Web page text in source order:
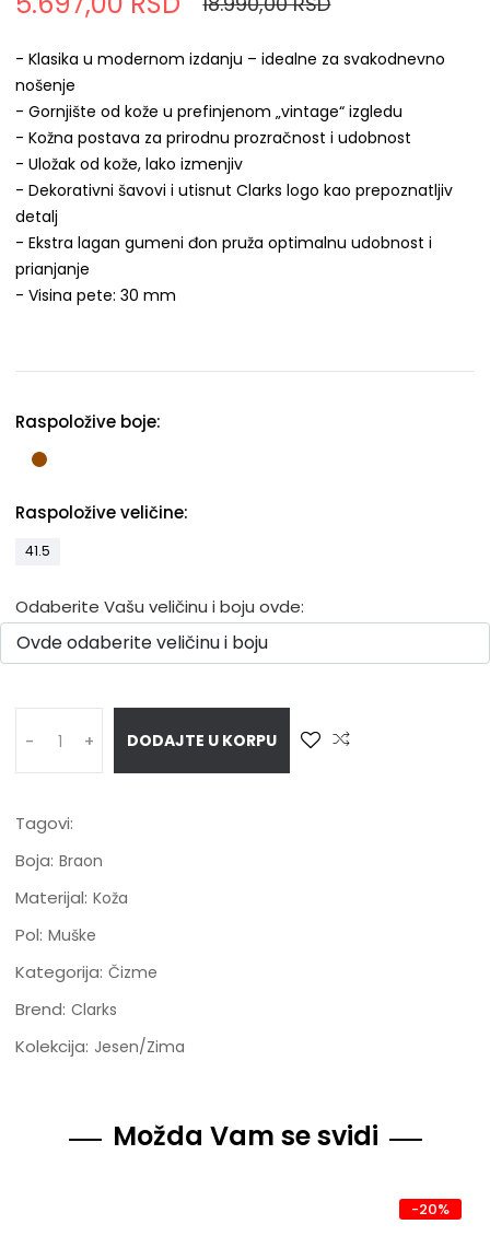
- Klasika u modernom izdanju – idealne za svakodnevno
nošenje
- Gornjište od kože u prefinjenom „vintage“ izgledu
- Kožna postava za prirodnu prozračnost i udobnost
- Uložak od kože, lako izmenjiv
- Dekorativni šavovi i utisnut Clarks logo kao prepoznatljiv
detalj
- Ekstra lagan gumeni đon pruža optimalnu udobnost i
prianjanje
- Visina pete: 30 mm
Raspoložive boje:
Raspoložive veličine:
41.5
Odaberite Vašu veličinu i boju ovde:
- + DODAJTE U KORPU
Tagovi:
Boja: Braon
Materijal: Koža
Pol: Muške
Kategorija: Čizme
Brend: Clarks
Kolekcija: Jesen/Zima
Možda Vam se svidi
-20%